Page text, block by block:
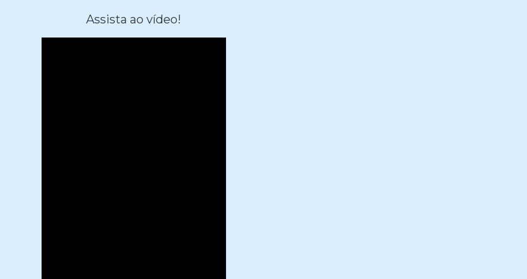
Assista ao vídeo!